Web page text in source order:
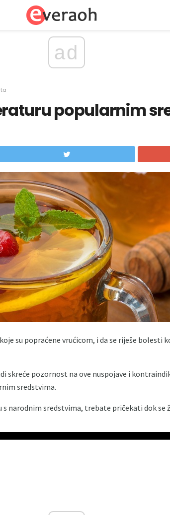
ad
popularnim
su popraćene vrućicom, i da se riješe bolesti
skreće pozornost na ove nuspojave i
sredstvima.
narodnim sredstvima, trebate pričekati dok se